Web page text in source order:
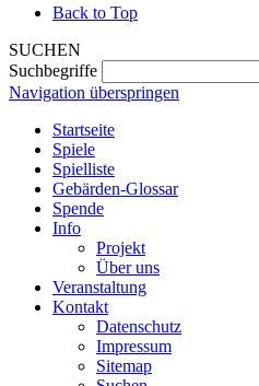
Back to Top
SUCHEN
Suchbegriffe
Navigation überspringen
Startseite
Spiele
Spielliste
Gebärden-Glossar
Spende
Info
Projekt
Über uns
Veranstaltung
Kontakt
Datenschutz
Impressum
Sitemap